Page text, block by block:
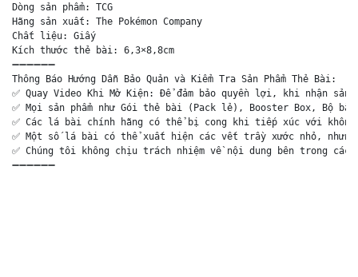
Dòng sản phẩm: TCG
Hãng sản xuất: The Pokémon Company
Chất liệu: Giấy
Kích thước thẻ bài: 6,3×8,8cm
➖➖➖➖➖➖
Thông Báo Hướng Dẫn Bảo Quản và Kiểm Tra Sản Phẩm Thẻ Bài:
✅ Quay Video Khi Mở Kiện: Để đảm bảo quyền lợi, khi nhận
✅ Mọi sản phẩm như Gói thẻ bài (Pack lẻ), Booster Box, Bộ
✅ Các lá bài chính hãng có thể bị cong khi tiếp xúc với
✅ Một số lá bài có thể xuất hiện các vết trầy xước nhỏ,
✅ Chúng tôi không chịu trách nhiệm về nội dung bên trong
➖➖➖➖➖➖